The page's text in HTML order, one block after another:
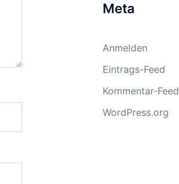
Meta
Anmelden
Eintrags-Feed
Kommentar-Feed
WordPress.org